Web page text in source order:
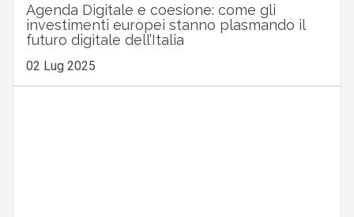
Agenda Digitale e coesione: come gli
investimenti europei stanno plasmando il
futuro digitale dell’Italia
02 Lug 2025